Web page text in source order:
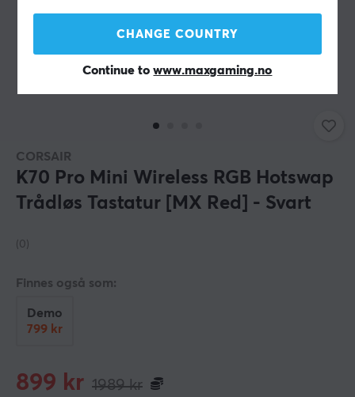
CHANGE COUNTRY
Continue towww.maxgaming.no
CORSAIR
K70 Pro Mini Wireless RGB Hotswap
Trådløs Tastatur [MX Red] - Svart
(0)
Finnes også som:
Demo
799 kr
1989kr
899 kr